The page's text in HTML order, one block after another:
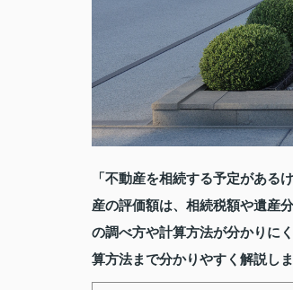
「不動産を相続する予定がある
産の評価額は、相続税額や遺産
の調べ方や計算方法が分かりに
算方法まで分かりやすく解説し